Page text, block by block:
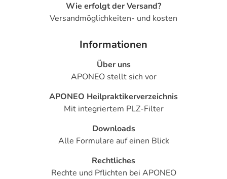
Wie erfolgt der Versand?
Versandmöglichkeiten- und kosten
Informationen
Über uns
APONEO stellt sich vor
APONEO Heilpraktikerverzeichnis
Mit integriertem PLZ-Filter
Downloads
Alle Formulare auf einen Blick
Rechtliches
Rechte und Pflichten bei APONEO